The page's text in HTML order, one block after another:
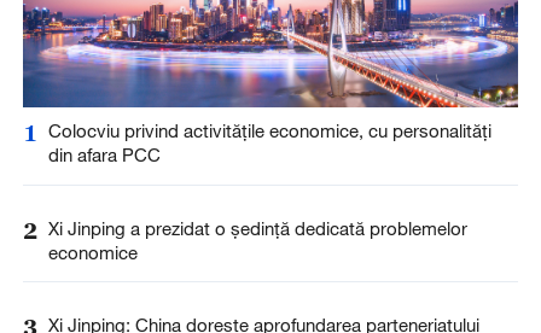
1
Colocviu privind activitățile economice, cu personalități
din afara PCC
2 Xi Jinping a prezidat o ședință dedicată problemelor
economice
3 Xi Jinping: China dorește aprofundarea parteneriatului